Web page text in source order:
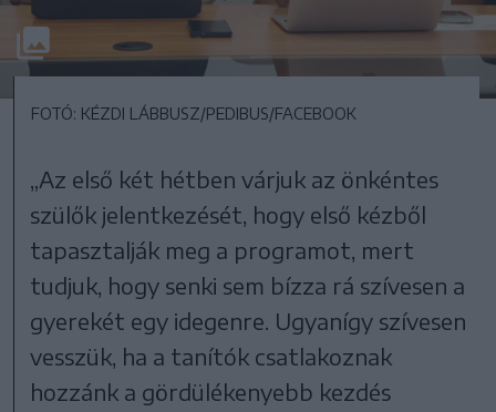
FOTÓ: KÉZDI LÁBBUSZ/PEDIBUS/FACEBOOK
„Az első két hétben várjuk az önkéntes
szülők jelentkezését, hogy első kézből
tapasztalják meg a programot, mert
tudjuk, hogy senki sem bízza rá szívesen a
gyerekét egy idegenre. Ugyanígy szívesen
vesszük, ha a tanítók csatlakoznak
hozzánk a gördülékenyebb kezdés